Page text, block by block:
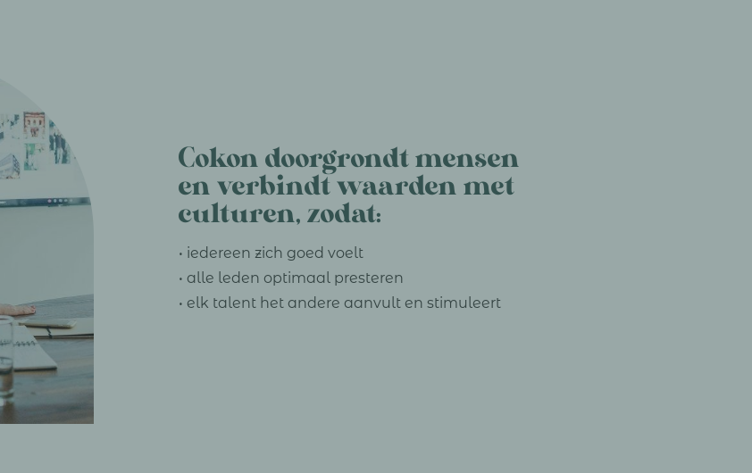
Cokon doorgrondt mensen
en verbindt waarden met
culturen, zodat:
• iedereen zich goed voelt
• alle leden optimaal presteren
• elk talent het andere aanvult en stimuleert